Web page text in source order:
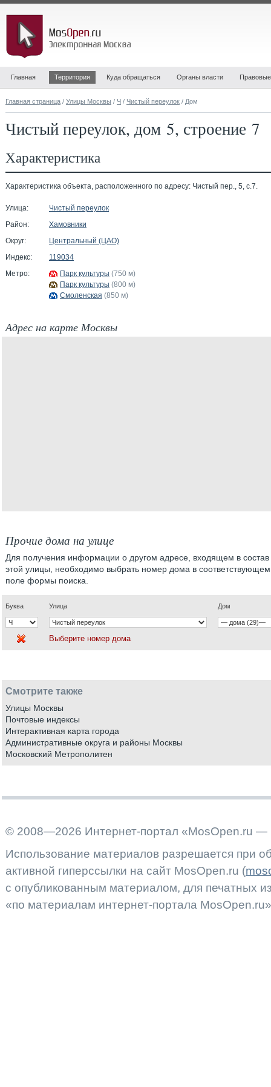
Главная Территория Куда обращаться Органы власти
Главная страница / Улицы Москвы / Ч / Чистый переулок / Дом
Чистый переулок, дом 5, строение 7
Характеристика
Характеристика объекта, расположенного по адресу: Чистый пер., 5, с.7.
Улица:
Чистый переулок
Район:
Хамовники
Округ:
Центральный (ЦАО)
Индекс:
119034
Метро:
Парк культуры (750 м)
Парк культуры (800 м)
Смоленская (850 м)
Адрес на карте Москвы
Прочие дома на улице
Для получения информации о другом адресе, входящем в состав
этой улицы, необходимо выбрать номер дома в соответствующем
поле формы поиска.
Буква Улица Дом
Выберите номер дома
Смотрите также
Улицы Москвы
Почтовые индексы
Интерактивная карта города
Административные округа и районы Москвы
Московский Метрополитен
© 2008—2026 Интернет-портал «MosOpen.ru —
Использование материалов разрешается при
активной гиперссылки на сайт MosOpen.ru (
с опубликованным материалом, для печатных
«по материалам интернет-портала